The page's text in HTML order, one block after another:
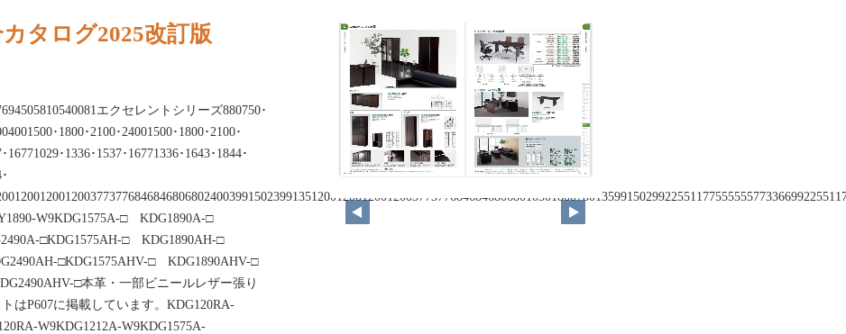
タログ2025改訂版
エクセレントシリーズ880750･
･1800･2100･24001500･1800･2100･
16771029･1336･1537･16771336･1643･1844･
W9KDG1575A-□ KDG1890A-□
□KDG1575AH-□ KDG1890AH-□
□KDG1575AHV-□ KDG1890AHV-□
□本革・一部ビニールレザー張り
はP607に掲載しています。KDG120RA-
W9KDG1212A-W9KDG1575A-